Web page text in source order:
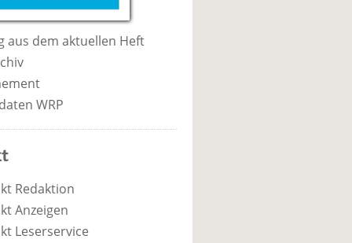
aus dem aktuellen Heft
WRP
Redaktion
Anzeigen
Leserservice